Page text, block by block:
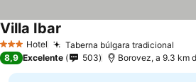
3 EstrelasHotel Taberna búlgara tradicional
Villa Ibar
8,9 Excelente 503 Borovez, a 9.3 km